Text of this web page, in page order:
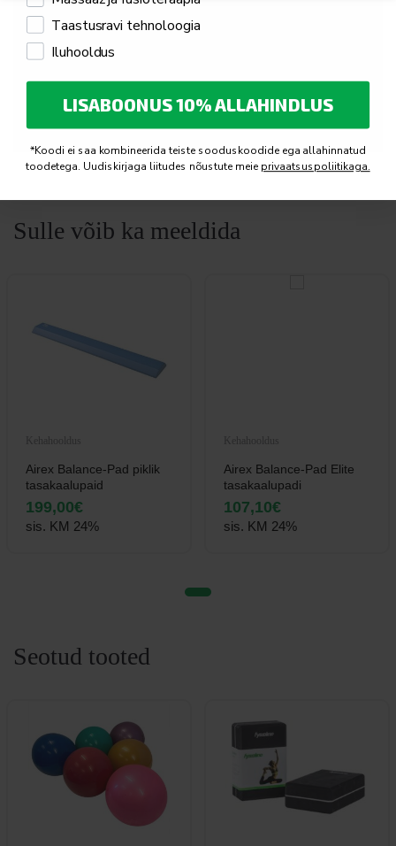
AcceptFunktsionaalsuscookies to view the content.
Sulle võib ka meeldida
Airex Balance-Pad piklik
tasakaalupaid
199,00€
sis. KM 24%
Airex Balance-Pad Elite
tasakaalupadi
107,10€
sis. KM 24%
Seotud tooted
Taastusravi tehnoloogia
Iluhooldus
LISABOONUS 10% ALLAHINDLUS
*Koodi ei saa kombineerida teiste sooduskoodide ega allahinnatud
toodetega. Uudiskirjaga liitudes nõustute meie privaatsuspoliitikaga.